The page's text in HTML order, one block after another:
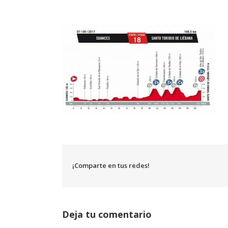
¡Comparte en tus redes!
Deja tu comentario